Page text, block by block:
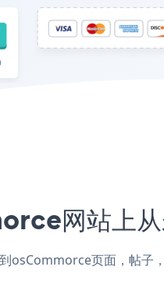
网站上从
页面，帖子，